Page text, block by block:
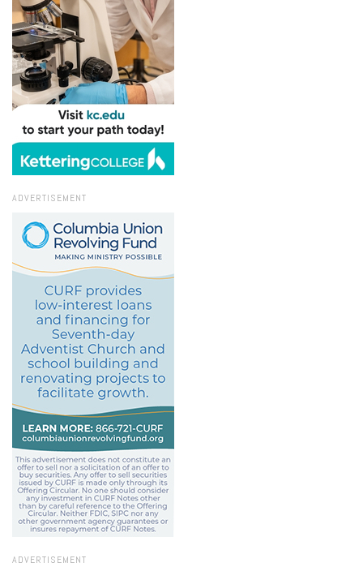
ADVERTISEMENT
ADVERTISEMENT